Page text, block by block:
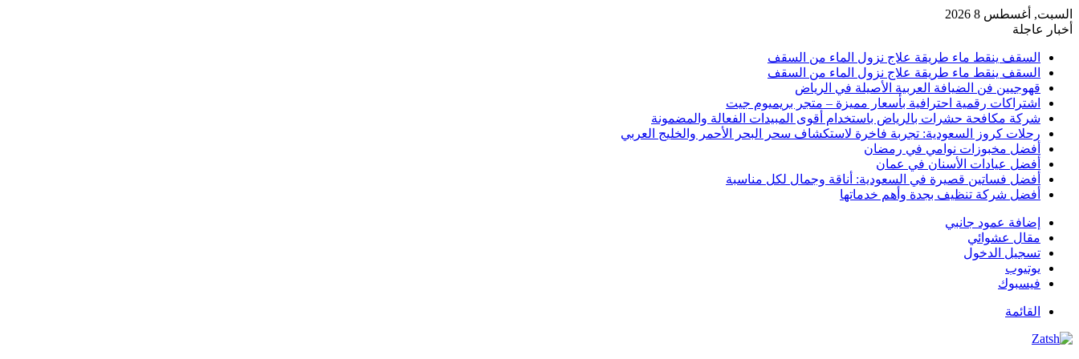
السبت, أغسطس 8 2026
أخبار عاجلة
السقف ينقط ماء طريقة علاج نزول الماء من السقف
السقف ينقط ماء طريقة علاج نزول الماء من السقف
قهوجيين فن الضيافة العربية الأصيلة في الرياض
اشتراكات رقمية احترافية بأسعار مميزة – متجر بريميوم جيت
شركة مكافحة حشرات بالرياض باستخدام أقوى المبيدات الفعالة والمضمونة
رحلات كروز السعودية: تجربة فاخرة لاستكشاف سحر البحر الأحمر والخليج العربي
أفضل مخبوزات نوامي في رمضان
أفضل عيادات الأسنان في عمان
أفضل فساتين قصيرة في السعودية: أناقة وجمال لكل مناسبة
أفضل شركة تنظيف بجدة وأهم خدماتها
إضافة عمود جانبي
مقال عشوائي
تسجيل الدخول
يوتيوب
فيسبوك
القائمة